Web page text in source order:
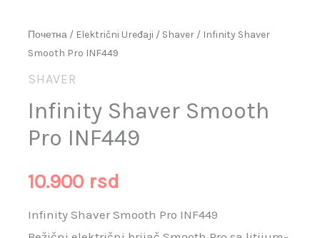
Почетна / Električni Uređaji / Shaver / Infinity Shaver
Smooth Pro INF449
SHAVER
Infinity Shaver Smooth
Pro INF449
10.900 rsd
Infinity Shaver Smooth Pro INF449